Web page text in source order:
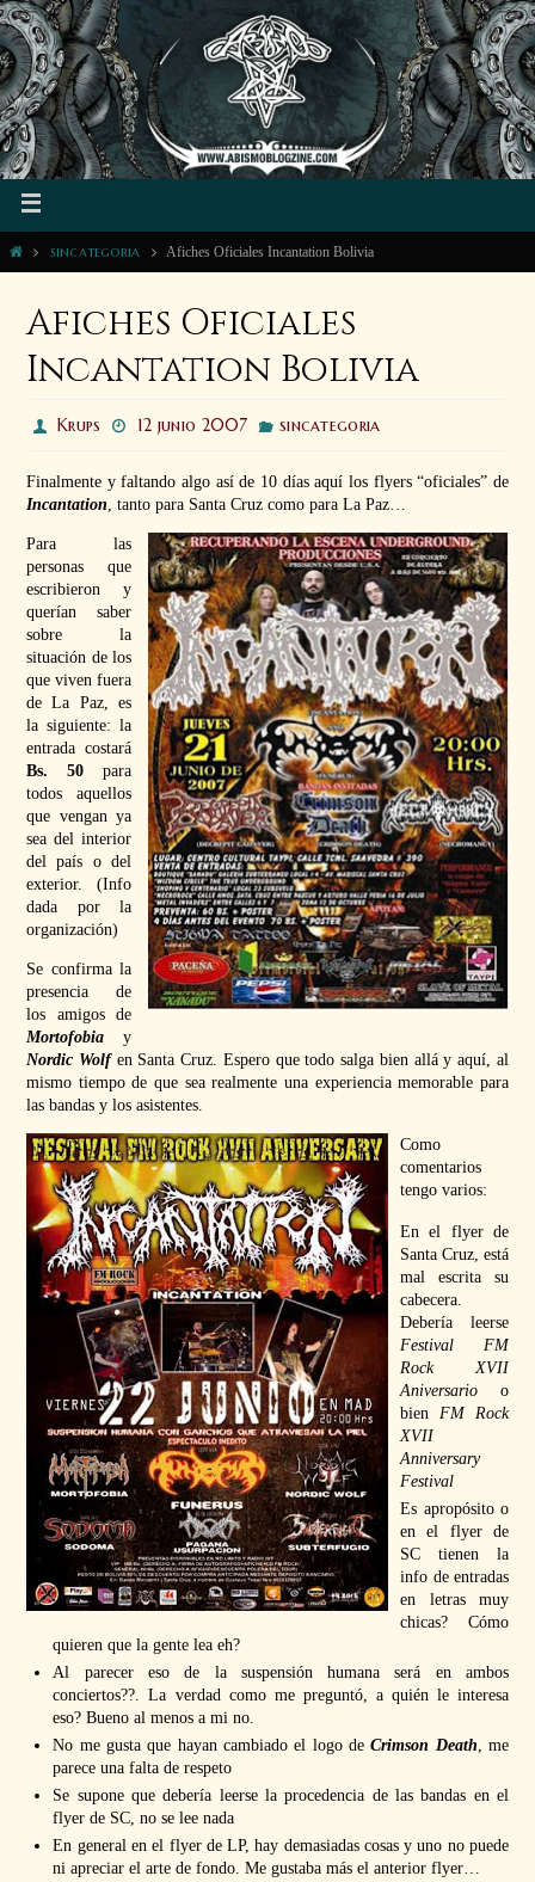
sincategoria Afiches Oficiales Incantation Bolivia
Afiches Oficiales
Incantation Bolivia
Krups 12 junio 2007 sincategoria
Finalmente y faltando algo así de 10 días aquí los flyers “oficiales” de
Incantation, tanto para Santa Cruz como para La Paz…
Para las
personas que
escribieron y
querían saber
sobre la
situación de los
que viven fuera
de La Paz, es
la siguiente: la
entrada costará
Bs. 50 para
todos aquellos
que vengan ya
sea del interior
del país o del
exterior. (Info
dada por la
organización)
Se confirma la
presencia de
los amigos de
Mortofobia y
Nordic Wolfen Santa Cruz. Espero que todo salga bien allá y aquí, al
mismo tiempo de que sea realmente una experiencia memorable para
las bandas y los asistentes.
Como
comentarios
tengo varios:
En el flyer de
Santa Cruz, está
mal escrita su
cabecera.
Debería leerse
Festival FM
Rock XVII
Aniversario o
bien FM Rock
XVII
Anniversary
Festival
Es apropósito o
en el flyer de
SC tienen la
info de entradas
en letras muy
chicas? Cómo
quieren que la gente lea eh?
Al parecer eso de la suspensión humana será en ambos
conciertos??. La verdad como me preguntó, a quién le interesa
eso? Bueno al menos a mi no.
No me gusta que hayan cambiado el logo deCrimson Death, me
parece una falta de respeto
Se supone que debería leerse la procedencia de las bandas en el
flyer de SC, no se lee nada
En general en el flyer de LP, hay demasiadas cosas y uno no puede
ni apreciar el arte de fondo. Me gustaba más el anterior flyer…